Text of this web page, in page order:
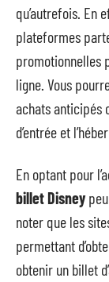
qu’autrefois. En
plateformes
promotionnelles
ligne. Vous
achats anticipés
d’entrée et
En optant pour
billet Disneypeu
noter que les
permettant
obtenir un billet